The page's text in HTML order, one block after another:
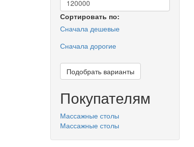
Сортировать по:
Сначала дешевые
Сначала дорогие
Подобрать варианты
Покупателям
Массажные столы
Массажные столы